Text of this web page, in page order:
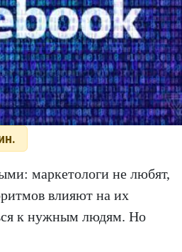
маркетологи не любят,
влияют на их
к нужным людям. Но